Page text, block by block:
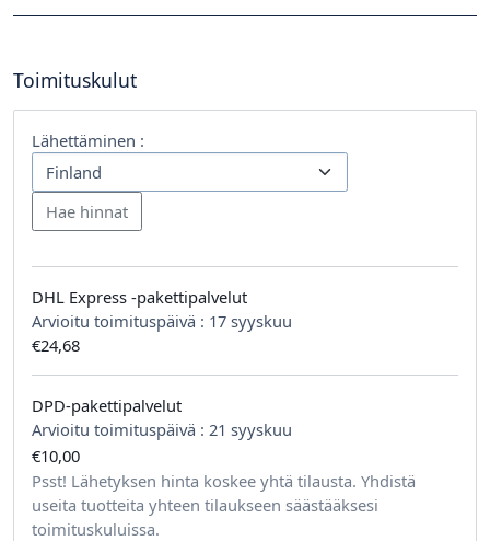
Toimituskulut
Lähettäminen :
DHL Express -pakettipalvelut
Arvioitu toimituspäivä : 17 syyskuu
€24,68
DPD-pakettipalvelut
Arvioitu toimituspäivä : 21 syyskuu
€10,00
Psst! Lähetyksen hinta koskee yhtä tilausta. Yhdistä
useita tuotteita yhteen tilaukseen säästääksesi
toimituskuluissa.